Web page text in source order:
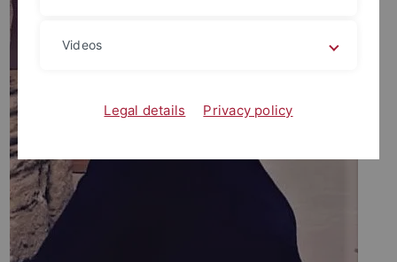
Videos
Legal details Privacy policy